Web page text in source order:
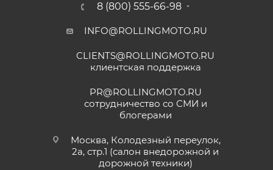
8 (800) 555-66-98
INFO@ROLLINGMOTO.RU
CLIENTS@ROLLINGMOTO.RU
клиентская поддержка
PR@ROLLINGMOTO.RU
сотрудничество со СМИ и
блогерами
Москва, Колодезный переулок,
2а, стр.1 (салон внедорожной и
дорожной техники)